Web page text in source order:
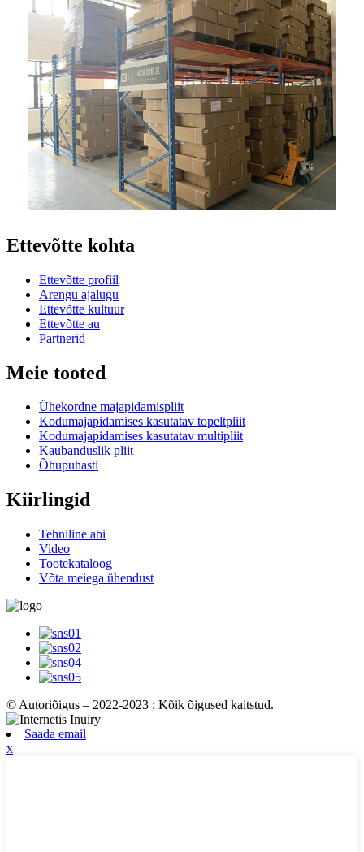
Ettevõtte kohta
Ettevõtte profiil
Arengu ajalugu
Ettevõtte kultuur
Ettevõtte au
Partnerid
Meie tooted
Ühekordne majapidamispliit
Kodumajapidamises kasutatav topeltpliit
Kodumajapidamises kasutatav multipliit
Kaubanduslik pliit
Õhupuhasti
Kiirlingid
Tehniline abi
Video
Tootekataloog
Võta meiega ühendust
© Autoriõigus – 2022-2023 : Kõik õigused kaitstud.
Saada email
x